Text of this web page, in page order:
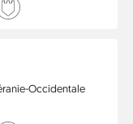
Occidentale